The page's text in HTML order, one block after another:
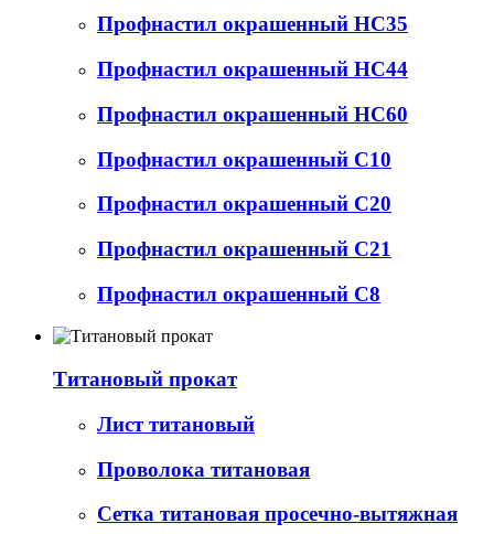
Профнастил окрашенный НС35
Профнастил окрашенный НС44
Профнастил окрашенный НС60
Профнастил окрашенный С10
Профнастил окрашенный С20
Профнастил окрашенный С21
Профнастил окрашенный С8
Титановый прокат
Лист титановый
Проволока титановая
Сетка титановая просечно-вытяжная